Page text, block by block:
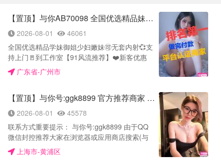
【置顶】与你AB70098 全国优选精品妹 🉑无套内射💞支持上门【91风流推荐】
2026-08-01
46061
全国优选精品学妹御姐少妇嫩妹🉑无套内射💞支
持上门🚪到工作室【91风流推荐】❤️新客优惠
100-300做完付款！！！ （重要提醒）：由于最
近微信QQ聊敏感话题会限制账号，为了更好的
店或者浏览数搜索《与你》下载与你app，登陆
好添加我《与你账号》 与你账号: AB70098 服务
价格:700-1500（可内射） 服务项目: 全新京莞
服务，鸳鸯浴, 蚂蚁上树，冰火两重天，69式，
舌吻，滴蜡，毒龙，肛交，内射，艳舞、按摩、
波推、指滑、环游、吹箫、口爆、深喉、颜射、
广东省-广州市
【置顶】与你号:ggk8899 官方推荐商家 无定金无路费 安全靠谱
2026-08-01
45578
联系方式重要提示： 与你号:ggk8899 由于QQ
微信封控推荐大家在浏览器或应用商店搜索(与
你APP)该平台“真实面付”安装好加我安排预约
【与你下载网址】
上海市-黄浦区